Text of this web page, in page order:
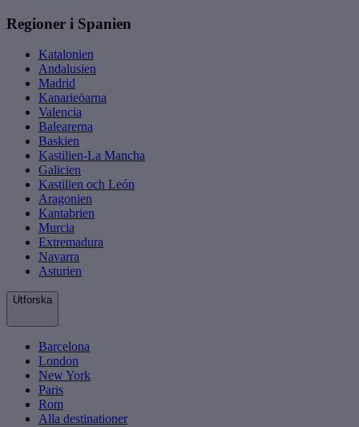
Regioner i Spanien
Katalonien
Andalusien
Madrid
Kanarieöarna
Valencia
Balearerna
Baskien
Kastilien-La Mancha
Galicien
Kastilien och León
Aragonien
Kantabrien
Murcia
Extremadura
Navarra
Asturien
Utforska
Barcelona
London
New York
Paris
Rom
Alla destinationer